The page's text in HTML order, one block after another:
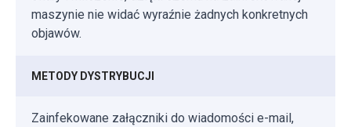
maszynie nie widać wyraźnie żadnych konkretnych
objawów.
METODY DYSTRYBUCJI
Zainfekowane załączniki do wiadomości e-mail,